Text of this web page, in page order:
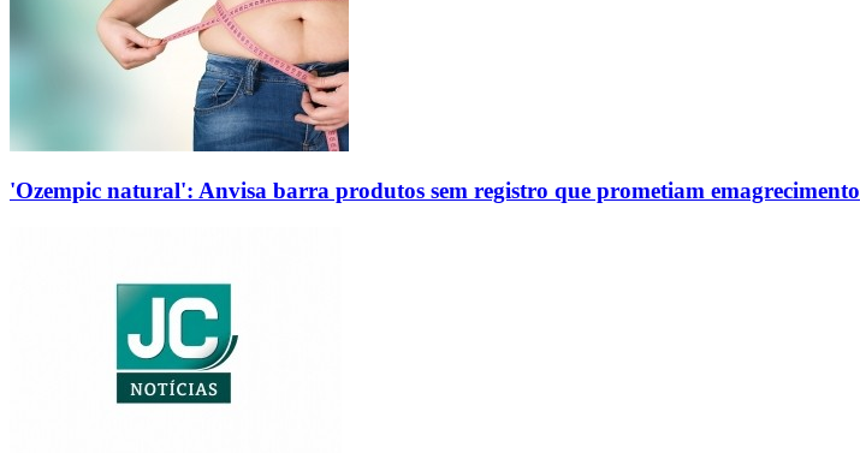
'Ozempic natural': Anvisa barra produtos sem registro que prometiam emagrecimento